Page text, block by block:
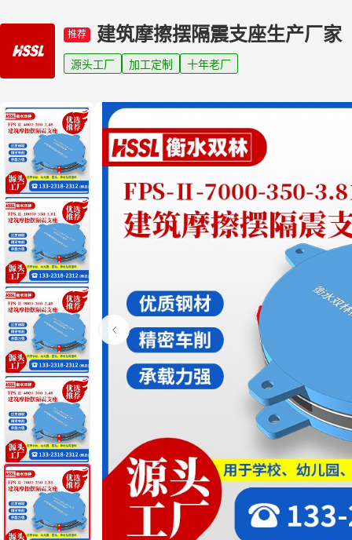
推荐 建筑摩擦摆隔震支座生产厂家
源头工厂 加工定制 十年老厂